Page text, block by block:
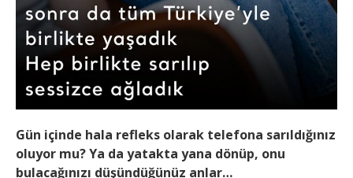
Gün içinde hala refleks olarak telefona sarıldığınız
oluyor mu? Ya da yatakta yana dönüp, onu
bulacağınızı düşündüğünüz anlar…